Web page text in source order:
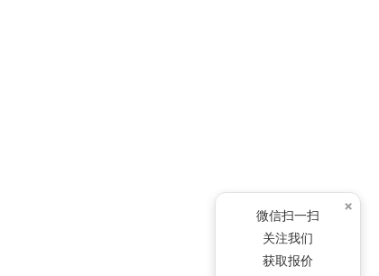
×
微信扫一扫
关注我们
获取报价